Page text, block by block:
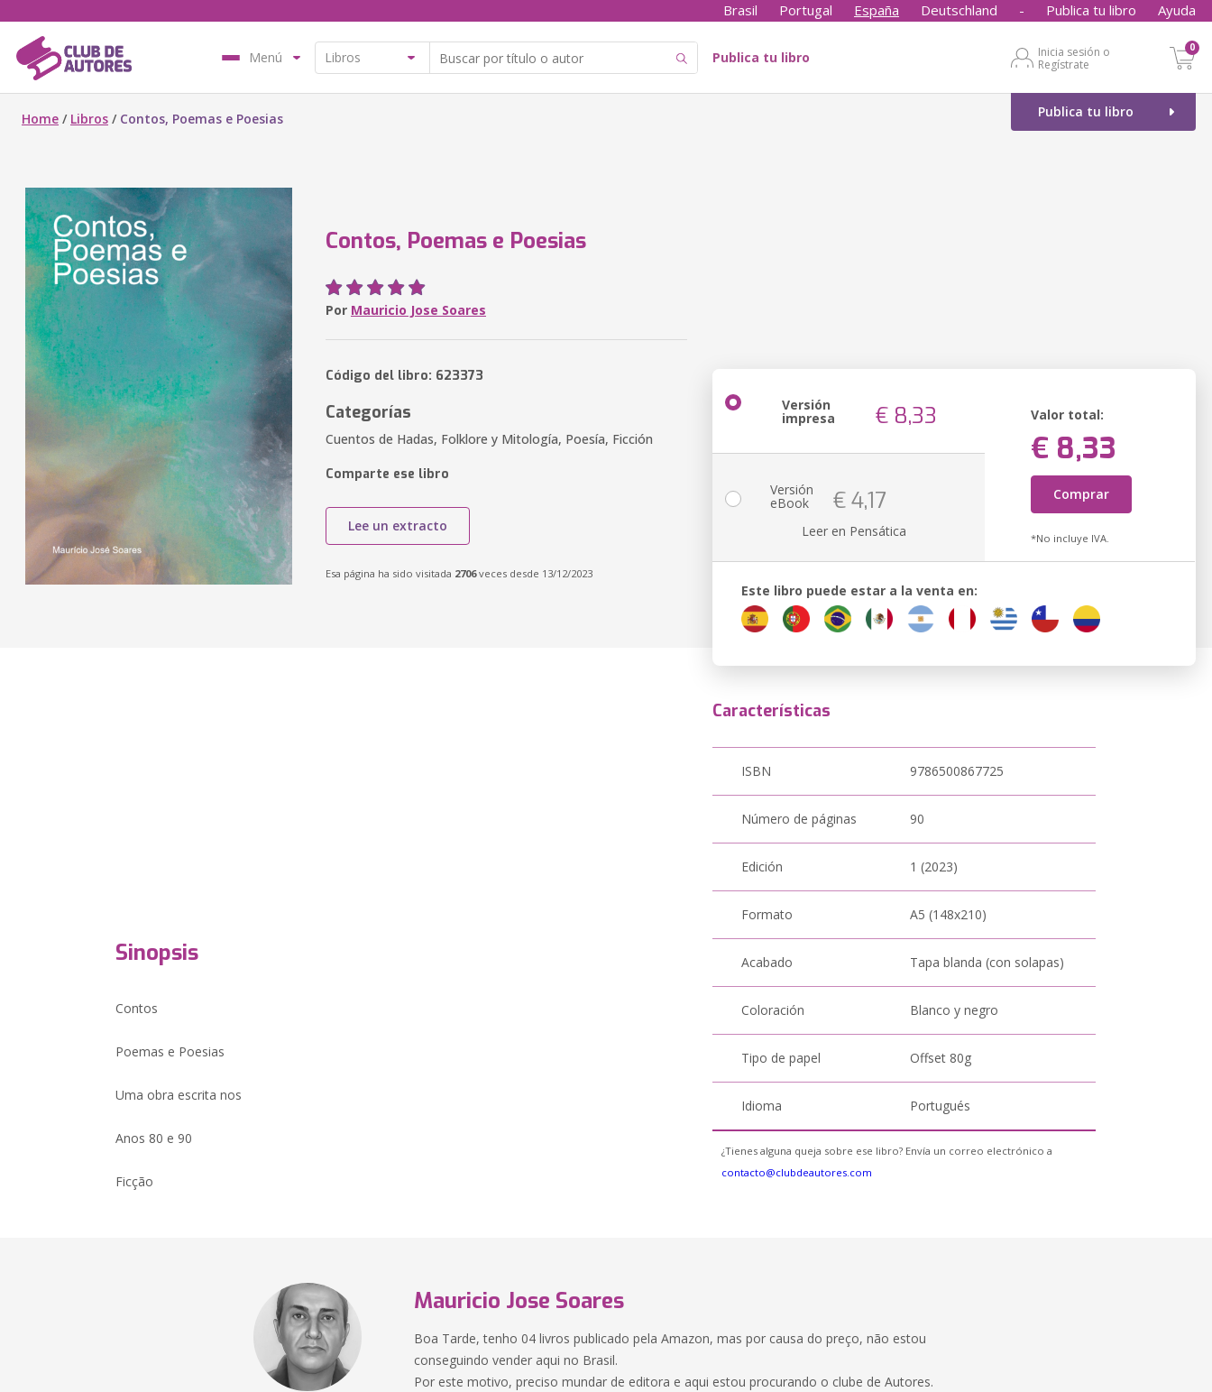
Brasil Portugal España Deutschland - Publica tu libro Ayuda
Menú Publica tu libro
Inicia sesión o
Regístrate
0
Publica tu libro
Home / Libros / Contos, Poemas e Poesias
Contos, Poemas e Poesias
Por Mauricio Jose Soares
Código del libro: 623373
Categorías
Cuentos de Hadas, Folklore y Mitología, Poesía, Ficción
Comparte ese libro
Lee un extracto
Esa página ha sido visitada 2706veces desde 13/12/2023
Versión
impresa € 8,33 Valor total:
€ 8,33
Comprar
*No incluye IVA.
Versión
eBook € 4,17
Leer en Pensática
Este libro puede estar a la venta en:
Sinopsis
Contos
Poemas e Poesias
Uma obra escrita nos
Anos 80 e 90
Ficção
Características
ISBN 9786500867725
Número de páginas 90
Edición 1 (2023)
Formato A5 (148x210)
Acabado Tapa blanda (con solapas)
Coloración Blanco y negro
Tipo de papel Offset 80g
Idioma Portugués
¿Tienes alguna queja sobre ese libro? Envía un correo electrónico a
contacto@clubdeautores.com
Mauricio Jose Soares
Boa Tarde, tenho 04 livros publicado pela Amazon, mas por causa do preço, não estou
conseguindo vender aqui no Brasil.
Por este motivo, preciso mundar de editora e aqui estou procurando o clube de Autores.